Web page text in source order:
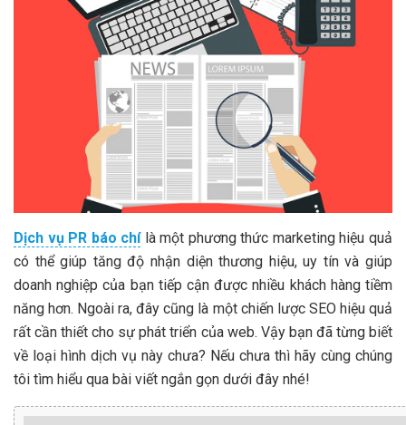
Dịch vụ PR báo chílà một phương thức marketing hiệu quả
có thể giúp tăng độ nhận diện thương hiệu, uy tín và giúp
doanh nghiệp của bạn tiếp cận được nhiều khách hàng tiềm
năng hơn. Ngoài ra, đây cũng là một chiến lược SEO hiệu quả
rất cần thiết cho sự phát triển của web. Vậy bạn đã từng biết
về loại hình dịch vụ này chưa? Nếu chưa thì hãy cùng chúng
tôi tìm hiểu qua bài viết ngắn gọn dưới đây nhé!